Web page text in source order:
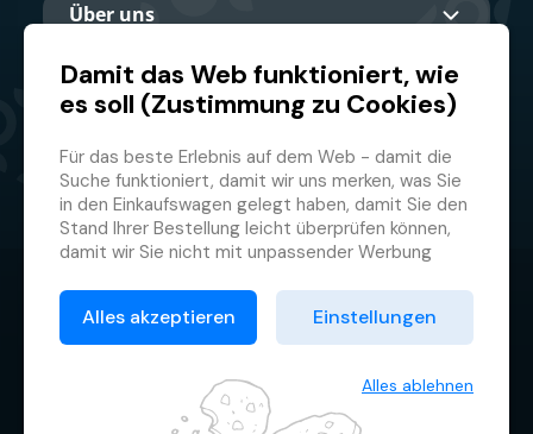
Über uns
Hauptpartner
© 2026 GMF Aquapark Prague, a.s.
Datenschutzrichtlinie
Allgemeine Geschäftsbedingungen
Cookie-Verwaltung
Damit das Web funktioniert, wie
es soll (Zustimmung zu Cookies)
Für das beste Erlebnis auf dem Web - damit die
Suche funktioniert, damit wir uns merken, was Sie
in den Einkaufswagen gelegt haben, damit Sie den
Stand Ihrer Bestellung leicht überprüfen können,
damit wir Sie nicht mit unpassender Werbung
anmelden müssen.
Deswegen brauchen wir von Ihnen Ihre
kleiner Textdateien, die zeitweilig auf Ihrem
Browser gespeichert werden. Wir danken Ihnen,
Alles akzeptieren Einstellungen
Alles ablehnen